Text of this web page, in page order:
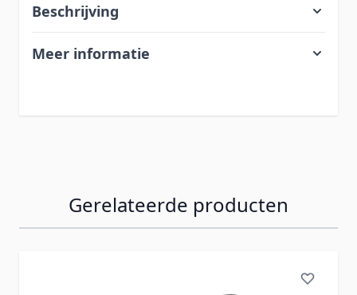
Beschrijving
Meer informatie
Gerelateerde producten